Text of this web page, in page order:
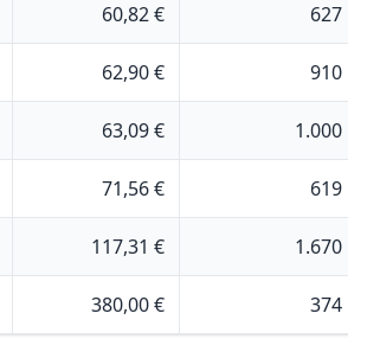
60,82 € 627
62,90 € 910
63,09 € 1.000
71,56 € 619
117,31 € 1.670
380,00 € 374